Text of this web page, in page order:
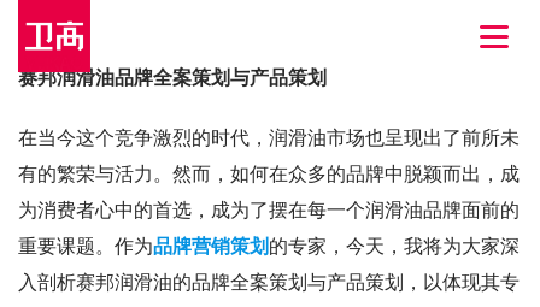
赛邦润滑油品牌全案策划与产品策划
在当今这个竞争激烈的时代，润滑油市场也呈现出了前所未
有的繁荣与活力。然而，如何在众多的品牌中脱颖而出，成
为消费者心中的首选，成为了摆在每一个润滑油品牌面前的
重要课题。作为品牌营销策划 的专家，今天，我将为大家深
入剖析赛邦润滑油的品牌全案策划与产品策划，以体现其专